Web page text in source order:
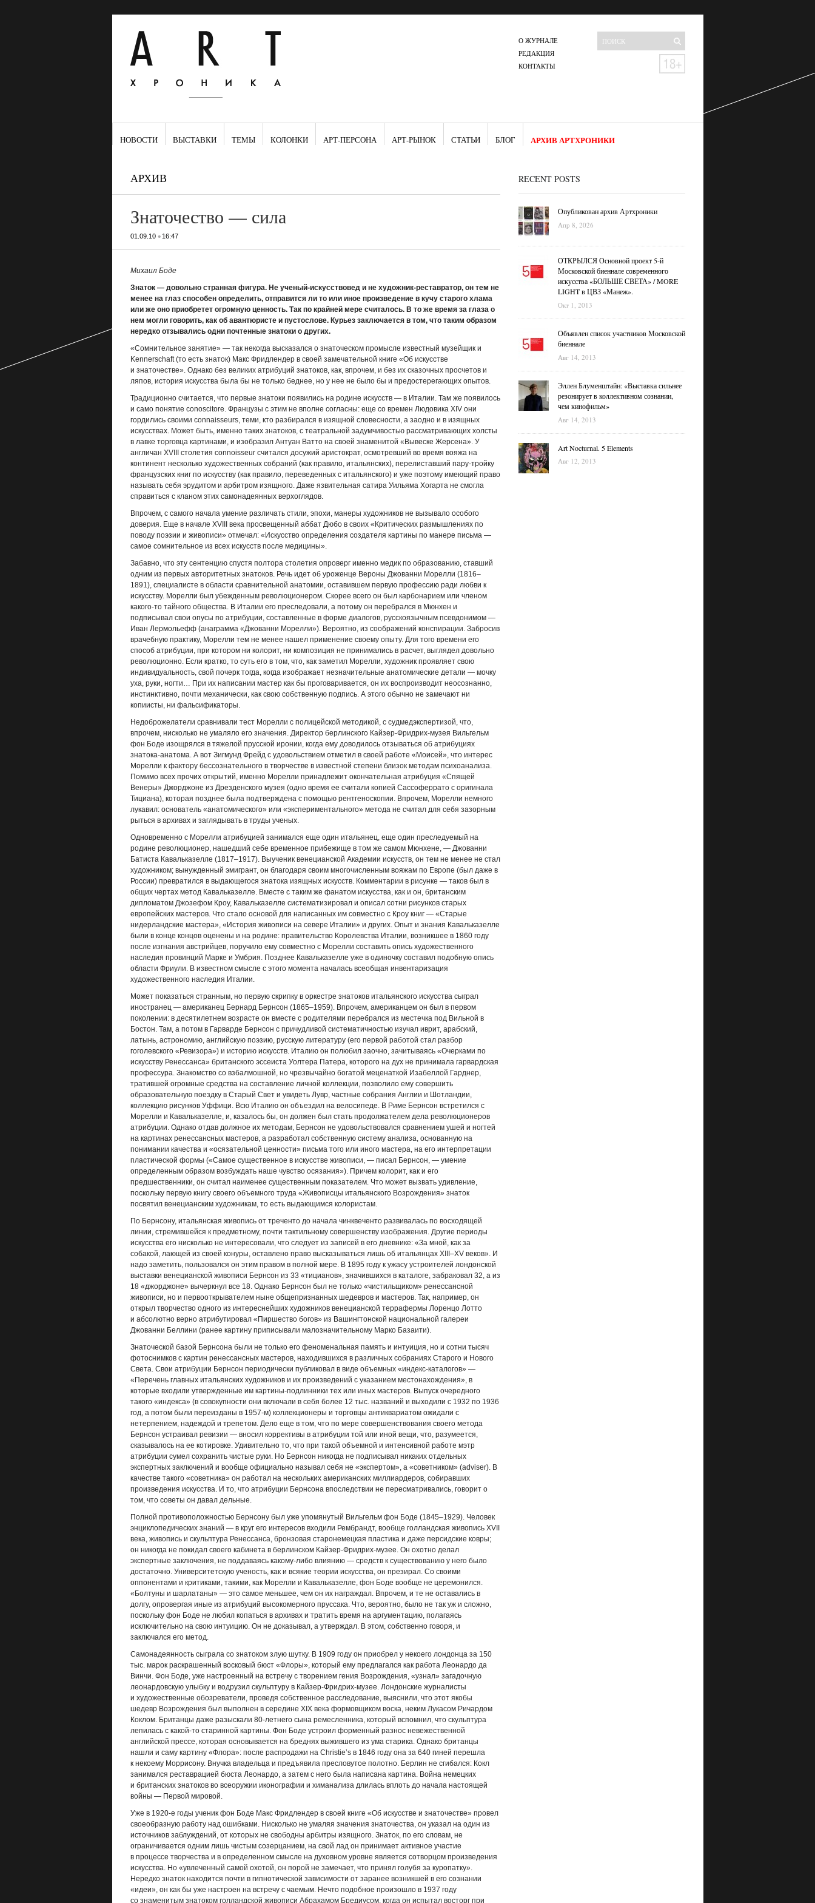
О ЖУРНАЛЕ
РЕДАКЦИЯ
КОНТАКТЫ
НОВОСТИ ВЫСТАВКИ ТЕМЫ КОЛОНКИ АРТ-ПЕРСОНА АРТ-РЫНОК СТАТЬИ БЛОГ АРХИВ АРТХРОНИКИ
АРХИВ
Знаточество — сила
01.09.10• 16:47
Михаил Боде
Знаток — довольно странная фигура. Не ученый-искусствовед и не художник-реставратор, он тем не
менее на глаз способен определить, отправится ли то или иное произведение в кучу старого хлама
или же оно приобретет огромную ценность. Так по крайней мере считалось. В то же время за глаза о
нем могли говорить, как об авантюристе и пустослове. Курьез заключается в том, что таким образом
нередко отзывались одни почтенные знатоки о других.
«Сомнительное занятие» — так некогда высказался о знаточеском промысле известный музейщик и
Kennerschaft (то есть знаток) Макс Фридлендер в своей замечательной книге «Об искусстве
и знаточестве». Однако без великих атрибуций знатоков, как, впрочем, и без их сказочных просчетов и
ляпов, история искусства была бы не только беднее, но у нее не было бы и предостерегающих опытов.
Традиционно считается, что первые знатоки появились на родине искусств — в Италии. Там же появилось
и само понятие conoscitore. Французы с этим не вполне согласны: еще со времен Людовика XIV они
гордились своими connaisseurs, теми, кто разбирался в изящной словесности, а заодно и в изящных
искусствах. Может быть, именно таких знатоков, с театральной задумчивостью рассматривающих холсты
в лавке торговца картинами, и изобразил Антуан Ватто на своей знаменитой «Вывеске Жерсена». У
англичан XVIII столетия connoisseur считался досужий аристократ, осмотревший во время вояжа на
континент несколько художественных собраний (как правило, итальянских), перелиставший пару-тройку
французских книг по искусству (как правило, переведенных с итальянского) и уже поэтому имеющий право
называть себя эрудитом и арбитром изящ­ного. Даже язвительная сатира Уильяма Хогарта не смогла
справиться с кланом этих самонадеянных верхоглядов.
Впрочем, с самого начала умение различать стили, эпохи, манеры художников не вызывало особого
доверия. Еще в начале XVIII века просвещенный аббат Дюбо в своих «Критических размышлениях по
поводу поэзии и живописи» отмечал: «Искусство определения создателя картины по манере письма —
самое сомнительное из всех искусств после медицины».
Забавно, что эту сентенцию спустя полтора столетия опроверг именно медик по образованию, ставший
одним из первых авторитетных знатоков. Речь идет об уроженце Вероны Джованни Морелли (1816–
1891), специалисте в области сравнительной анатомии, оставившем первую профессию ради любви к
искусству. Морелли был убежденным революционером. Скорее всего он был карбонарием или членом
какого-то тайного общества. В Италии его преследовали, а потому он перебрался в Мюнхен и
подписывал свои опусы по атрибуции, составленные в форме диалогов, русскоязычным псевдонимом —
Иван Лермольефф (анаграмма «Джованни Морелли»). Вероятно, из соображений конспирации. Забросив
врачебную практику, Морелли тем не менее нашел применение своему опыту. Для того времени его
способ атрибуции, при котором ни колорит, ни композиция не принимались в расчет, выглядел довольно
революционно. Если кратко, то суть его в том, что, как заметил Морелли, художник проявляет свою
индивидуальность, свой почерк тогда, когда изображает незначительные анатомические детали — мочку
уха, руки, ногти… При их написании мастер как бы проговаривается, он их воспроизводит неосознанно,
инстинктивно, почти механически, как свою собственную подпись. А этого обычно не замечают ни
копиисты, ни фальсификаторы.
Недоброжелатели сравнивали тест Морелли с полицейской методикой, с судмед­экспертизой, что,
впрочем, нисколько не умаляло его значения. Директор берлинского Кайзер-Фридрих-музея Вильгельм
фон Боде изощрялся в тяжелой прусской иронии, когда ему доводилось отзываться об атрибуциях
знатока-анатома. А вот Зигмунд Фрейд с удовольствием отметил в своей работе «Моисей», что интерес
Морелли к фактору бессознательного в творчестве в известной степени близок методам психоанализа.
Помимо всех прочих открытий, именно Морелли принадлежит окончательная атрибуция «Спящей
Венеры» Джорджоне из Дрезденского музея (одно время ее считали копией Сассоферрато с оригинала
Тициана), которая позднее была подтверждена с помощью рентгеноскопии. Впрочем, Морелли немного
лукавил: основатель «анатомического» или «экспериментального» метода не считал для себя зазорным
рыться в архивах и заглядывать в труды ученых.
Одновременно с Морелли атрибуцией занимался еще один итальянец, еще один преследуемый на
родине революционер, нашедший себе временное прибежище в том же самом Мюнхене, — Джованни
Батиста Кавальказелле (1817–1917). Выученик венецианской Академии искусств, он тем не менее не стал
художником; вынужденный эмигрант, он благодаря своим многочисленным вояжам по Европе (был даже в
России) превратился в выдающегося знатока изящных искусств. Комментарии в рисунке — таков был в
общих чертах метод Кавальказелле. Вместе с таким же фанатом искусства, как и он, британским
дипломатом Джозефом Кроу, Кавальказелле систематизировал и описал сотни рисунков старых
европейских мастеров. Что стало основой для написанных им совместно с Кроу книг — «Старые
нидерландские мастера», «История живописи на севере Италии» и других. Опыт и знания Кавальказелле
были в конце концов оценены и на родине: правительство Королевства Италии, возникшее в 1860 году
после изгнания австрийцев, поручило ему совместно с Морелли составить опись художественного
наследия провинций Марке и Умбрия. Позднее Кавальказелле уже в одиночку составил подобную опись
области Фриули. В известном смысле с этого момента началась всеобщая инвентаризация
художественного наследия Италии.
Может показаться странным, но первую скрипку в оркестре знатоков итальянского искусства сыграл
иностранец — американец Бернард Бернсон (1865–1959). Впрочем, американцем он был в первом
поколении: в десятилетнем возрасте он вместе с родителями перебрался из местечка под Вильной в
Бостон. Там, а потом в Гарварде Бернсон с причудливой систематичностью изучал иврит, арабский,
латынь, астрономию, английскую поэзию, русскую литературу (его первой работой стал разбор
гоголевского «Ревизора») и историю искусств. Италию он полюбил заочно, зачитываясь «Очерками по
искусству Ренессанса» британского эссеиста Уолтера Патера, которого на дух не принимала гарвардская
профессура. Знакомство со взбалмошной, но чрезвычайно богатой меценаткой Изабеллой Гарднер,
тратившей огромные средства на составление личной коллекции, позволило ему совершить
образовательную поездку в Старый Свет и увидеть Лувр, частные собрания Англии и Шотландии,
коллекцию рисунков Уффици. Всю Италию он объездил на велосипеде. В Риме Бернсон встретился с
Морелли и Кавальказелле, и, казалось бы, он должен был стать продолжателем дела революционеров
атрибуции. Однако отдав должное их методам, Бернсон не удовольствовался сравнением ушей и ногтей
на картинах ренессансных мастеров, а разработал собственную систему анализа, основанную на
понимании качества и «осязательной ценности» письма того или иного мастера, на его интерпретации
пластической формы («Самое существенное в искусстве живописи, — писал Бернсон, — умение
определенным образом возбуждать наше чувство осязания»). Причем колорит, как и его
предшественники, он считал наименее существенным показателем. Что может вызвать удивление,
поскольку первую книгу своего объемного труда «Живописцы итальянского Возрождения» знаток
посвятил венецианским художникам, то есть выдающимся колористам.
По Бернсону, итальянская живопись от треченто до начала чинквеченто развивалась по восходящей
линии, стремившейся к предметному, почти тактильному совершенству изображения. Другие периоды
искусства его нисколько не интересовали, что следует из записей в его дневнике: «За мной, как за
собакой, лающей из своей конуры, оставлено право высказываться лишь об итальянцах XIII–XV веков». И
надо заметить, пользовался он этим правом в полной мере. В 1895 году к ужасу устроителей лондонской
выставки венецианской живописи Бернсон из 33 «тицианов», значившихся в каталоге, забраковал 32, а из
18 «джорджоне» вычеркнул все 18. Однако Бернсон был не только «чистильщиком» ренессансной
живописи, но и первооткрывателем ныне общепризнанных шедевров и мастеров. Так, например, он
открыл творчество одного из интереснейших художников венецианской террафермы Лоренцо Лотто
и абсолютно верно атрибутировал «Пиршество богов» из Вашингтонской национальной галереи
Джованни Беллини (ранее картину приписывали малозначительному Марко Базаити).
Знаточеской базой Бернсона были не только его феноменальная память и интуиция, но и сотни тысяч
фотоснимков с картин ренессансных мастеров, находившихся в различных собраниях Старого и Нового
Света. Свои атрибуции Бернсон периодически публиковал в виде объемных «индекс-каталогов» —
«Перечень главных итальянских художников и их произведений с указанием местонахождения», в
которые входили утвержденные им картины-подлинники тех или иных мастеров. Выпуск очередного
такого «индекса» (в совокупности они включали в себя более 12 тыс. названий и выходили с 1932 по 1936
год, а потом были переизданы в 1957-м) коллекционеры и торговцы антиквариатом ожидали с
нетерпением, надеждой и трепетом. Дело еще в том, что по мере совершенствования своего метода
Бернсон устраивал ревизии — вносил коррективы в атрибуции той или иной вещи, что, разумеется,
сказывалось на ее котировке. Удивительно то, что при такой объемной и интенсивной работе мэтр
атрибуции сумел сохранить чистые руки. Но Бернсон никогда не подписывал никаких отдельных
экспертных заключений и вообще официально называл себя не «экспертом», а «советником» (adviser). В
качестве такого «советника» он работал на нескольких американских миллиардеров, собиравших
произведения искусства. И то, что атрибуции Бернсона впоследствии не пересматривались, говорит о
том, что советы он давал дельные.
Полной противоположностью Бернсону был уже упомянутый Вильгельм фон Боде (1845–1929). Человек
энциклопедических знаний — в круг его интересов входили Рембрандт, вообще голландская живопись XVII
века, живопись и скульптура Ренессанса, бронзовая старонемецкая пластика и даже персидские ковры;
он никогда не покидал своего кабинета в берлинском Кайзер-Фридрих-музее. Он охотно делал
экспертные заключения, не поддаваясь какому-либо влиянию — средств к существованию у него было
достаточно. Университетскую ученость, как и всякие теории искусства, он презирал. Со своими
оппонентами и критиками, такими, как Морелли и Кавальказелле, фон Боде вообще не церемонился.
«Болтуны и шарлатаны» — это самое меньшее, чем он их награждал. Впрочем, и те не оставались в
долгу, опровергая иные из атрибуций высокомерного пруссака. Что, вероятно, было не так уж и сложно,
поскольку фон Боде не любил копаться в архивах и тратить время на аргументацию, полагаясь
исключительно на свою интуицию. Он не доказывал, а утверждал. В этом, собственно говоря, и
заключался его метод.
Самонадеянность сыграла со знатоком злую шутку. В 1909 году он приобрел у некоего лондонца за 150
тыс. марок раскрашенный восковый бюст «Флоры», который ему предлагался как работа Леонардо да
Винчи. Фон Боде, уже настроенный на встречу с творением гения Возрождения, «узнал» загадочную
леонардовскую улыбку и водрузил скульптуру в Кайзер-Фридрих-музее. Лондонские журналисты
и художественные обозреватели, проведя собственное расследование, выяснили, что этот якобы
шедевр Возрождения был выполнен в середине XIX века формовщиком воска, неким Лукасом Ричардом
Коклом. Британцы даже разыскали 80-летнего сына ремесленника, который вспомнил, что скульптура
лепилась с какой-то старинной картины. Фон Боде устроил форменный разнос невежественной
английской прессе, которая основывается на бреднях выжившего из ума старика. Однако британцы
нашли и саму картину «Флора»: после распродажи на Christie’s в 1846 году она за 640 гиней перешла
к некоему Моррисону. Внучка владельца и предъявила пресловутое полотно. Берлин не сгибался: Кокл
занимался реставрацией бюста Леонардо, а затем с него была написана картина. Война немецких
и британских знатоков во всеоружии иконографии и химанализа длилась вплоть до начала настоящей
войны — Первой мировой.
Уже в 1920-е годы ученик фон Боде Макс Фридлендер в своей книге «Об искусстве и знаточестве» провел
своеобразную работу над ошибками. Нисколько не умаляя значения знаточества, он указал на один из
источников заблуждений, от которых не свободны арбитры изящного. Знаток, по его словам, не
ограничивается одним лишь чистым созерцанием, на свой лад он принимает активное участие
в процессе творчества и в определенном смысле на духовном уровне является сотворцом произведения
искусства. Но «увлеченный самой охотой, он порой не замечает, что принял голубя за куропатку».
Нередко знаток находится почти в гипнотической зависимости от заранее возникшей в его сознании
«идеи», он как бы уже настроен на встречу с чаемым. Нечто подобное произошло в 1937 году
со знаменитым знатоком голландской живописи Абрахамом Бредиусом, когда он испытал восторг при
RECENT POSTS
Опубликован архив Артхроники
Апр 8, 2026
ОТКРЫЛСЯ Основной проект 5-й
Московской биеннале современного
искусства «БОЛЬШЕ СВЕТА» / MORE
LIGHT в ЦВЗ «Манеж».
Окт 1, 2013
Объявлен список участников Московской
биеннале
Авг 14, 2013
Эллен Блуменштайн: «Выставка сильнее
резонирует в коллективном сознании,
чем кинофильм»
Авг 14, 2013
Art Nocturnal. 5 Elements
Авг 12, 2013